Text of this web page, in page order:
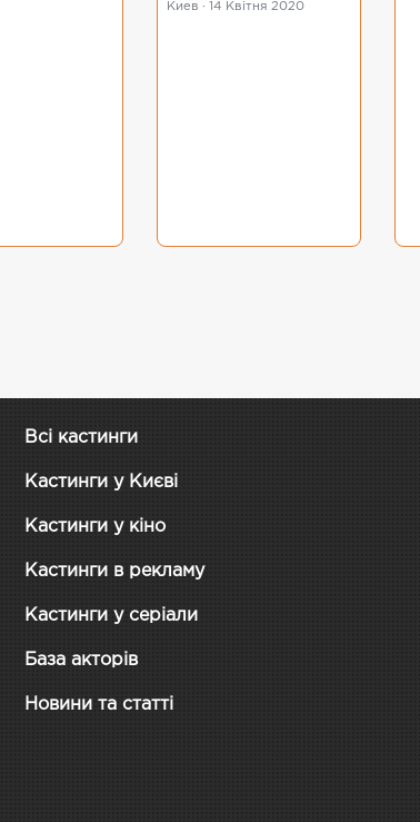
Киев · 14 Квітня 2020
Всі кастинги
Кастинги у Києві
Кастинги у кіно
Кастинги в рекламу
Кастинги у серіали
База акторів
Новини та статті